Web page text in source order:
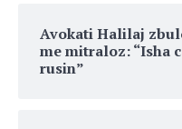
Avokati Halilaj
me mitraloz: “Isha
rusin”